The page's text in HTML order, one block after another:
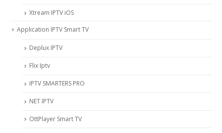
Xtream IPTV iOS
Application IPTV Smart TV
Deplux IPTV
Flix Iptv
IPTV SMARTERS PRO
NET IPTV
OttPlayer Smart TV